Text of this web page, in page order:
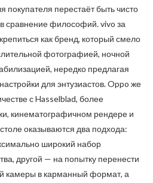
покупателя перестаёт быть чисто
сравнение философий. vivo за
как бренд, который смело
фотографией, ночной
нередко предлагая
для энтузиастов. Oppo же
с Hasselblad, более
кинематографичном рендере и
оказываются два подхода:
широкий набор
другой — на попытку перенести
камеры в карманный формат, а